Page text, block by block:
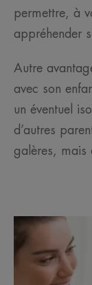
permettre, à
appréhender
Autre
avec son
un éventuel
d’autres
galères, mais